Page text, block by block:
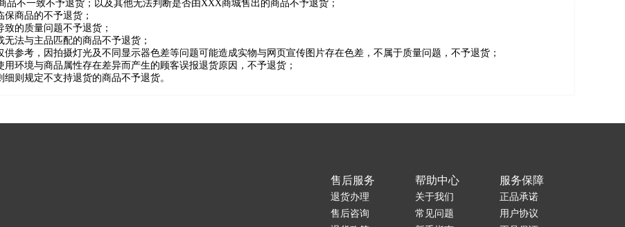
品不一致不予退货；以及其他无法判断是否由XXX商城售出的商品不予退货；
商品的不予退货；
的质量问题不予退货；
法与主品匹配的商品不予退货；
供参考，因拍摄灯光及不同显示器色差等问题可能造成实物与网页宣传图片存在色差，不属于质量问题，不予退货；
用环境与商品属性存在差异而产生的顾客误报退货原因，不予退货；
则规定不支持退货的商品不予退货。
售后服务
退货办理
售后咨询
帮助中心
关于我们
常见问题
服务保障
正品承诺
用户协议